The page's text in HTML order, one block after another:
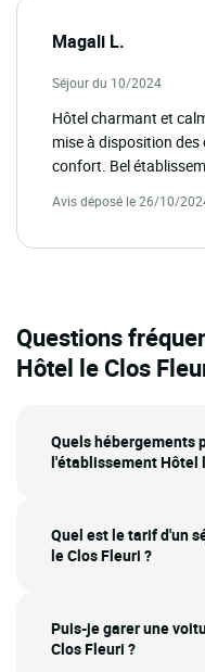
Magali L.
Séjour du 10/2024
Hôtel charmant et
mise à disposition
confort. Bel
Avis déposé le 26/10/
Questions
Hôtel le Clos
Quels hébergements
l'établissement Hôtel
Quel est le tarif d'un
le Clos Fleuri ?
Puis-je garer une
Clos Fleuri ?